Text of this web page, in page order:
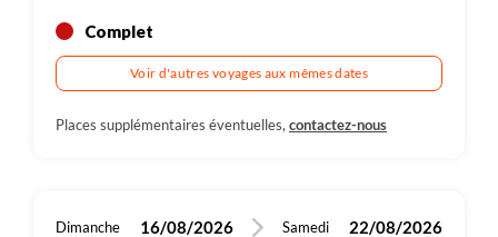
Plus de détails
Complet
Voir d'autres voyages aux mêmes dates
Places supplémentaires éventuelles,contactez-nous
Dimanche 16/08/2026 Samedi 22/08/2026